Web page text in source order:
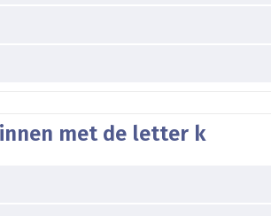
met de letter k